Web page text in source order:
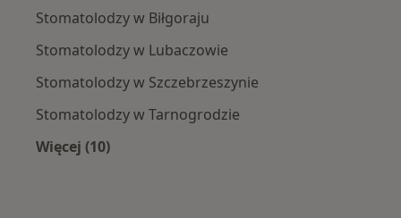
Stomatolodzy w Biłgoraju
Stomatolodzy w Lubaczowie
Stomatolodzy w Szczebrzeszynie
Stomatolodzy w Tarnogrodzie
Więcej (10)